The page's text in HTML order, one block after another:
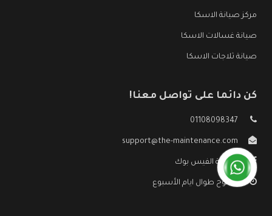
مركز صيانة الاسكا
صيانة غسالات الاسكا
صيانة ثلاجات الاسكا
كن دائما على تواصل معنا!
01108098347
support@the-maintenance.com
صفحة الفيس بوك
مفتوح طوال ايام الأسبوع